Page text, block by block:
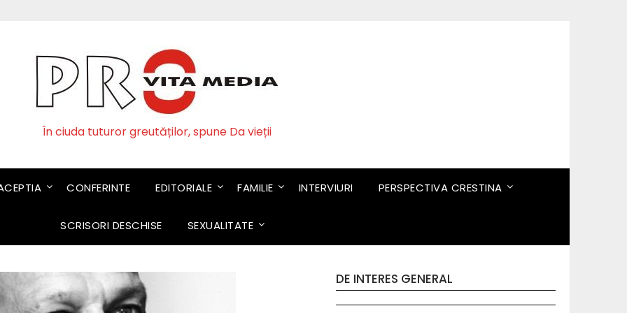
În ciuda tuturor greutăților, spune Da vieții
CONFERINTE EDITORIALE FAMILIE INTERVIURI PERSPECTIVA CRESTINA
SCRISORI DESCHISE SEXUALITATE
DE INTERES GENERAL